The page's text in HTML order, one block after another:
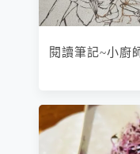
閱讀筆記~小廚